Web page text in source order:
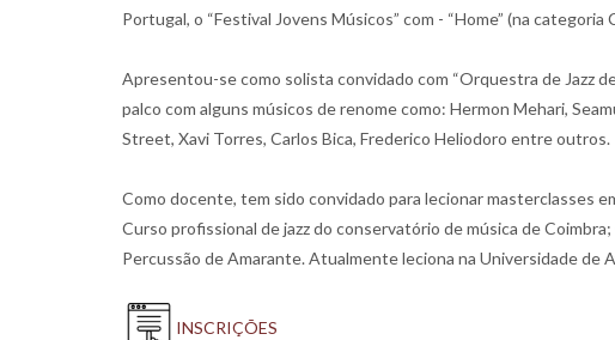
Portugal, o “Festival Jovens Músicos” com - “Home” (na categoria
Apresentou-se como solista convidado com “Orquestra de Jazz
palco com alguns músicos de renome como: Hermon Mehari,
Street, Xavi Torres, Carlos Bica, Frederico Heliodoro entre outros.
Como docente, tem sido convidado para lecionar masterclasses
Curso profissional de jazz do conservatório de música de
Percussão de Amarante. Atualmente leciona na Universidade de
INSCRIÇÕES